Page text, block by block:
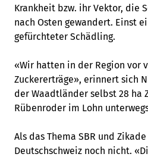
Krankheit bzw. ihr Vektor, die
nach Osten gewandert. Einst
gefürchteter Schädling.
«Wir hatten in der Region vor
Zuckererträge», erinnert sich
der Waadtländer selbst 28 ha
Rübenroder im Lohn
Als das Thema SBR und
Deutschschweiz noch nicht.